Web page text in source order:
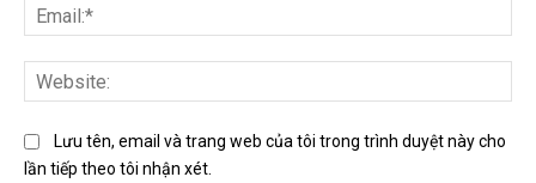
Lưu tên, email và trang web của tôi trong trình duyệt này cho
lần tiếp theo tôi nhận xét.